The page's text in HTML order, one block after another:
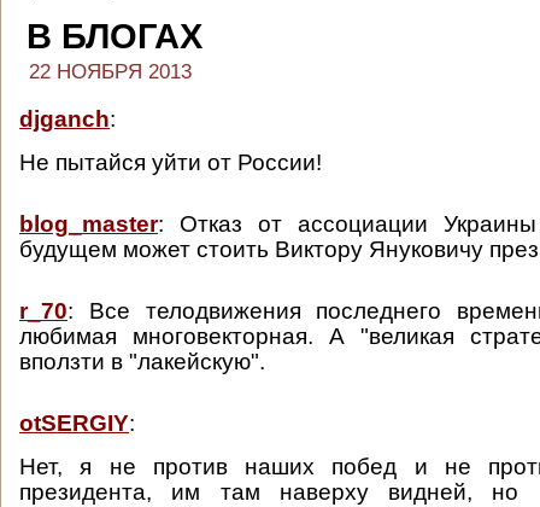
В БЛОГАХ
22 НОЯБРЯ 2013
djganch:
Не пытайся уйти от России!
blog_master: Отказ от ассоциации
будущем может стоить Виктору Януковичу
r_70: Все телодвижения последнего
любимая многовекторная. А "великая
вползти в "лакейскую".
otSERGIY:
Нет, я не против наших побед и не
президента, им там наверху видней, но